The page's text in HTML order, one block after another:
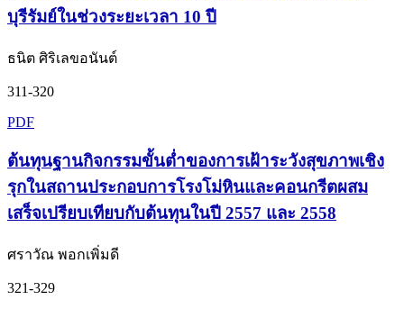
บุรีรัมย์ในช่วงระยะเวลา 10 ปี
ธนิต ศิริเลขอนันต์
311-320
PDF
ต้นทุนฐานกิจกรรมขั้นต่ำของการเฝ้าระวังสุขภาพเชิง
รุกในสถานประกอบการโรงโม่หินและคอนกรีตผสม
เสร็จเปรียบเทียบกับต้นทุนในปี 2557 และ 2558
ศราวัณ พอกเพิ่มดี
321-329